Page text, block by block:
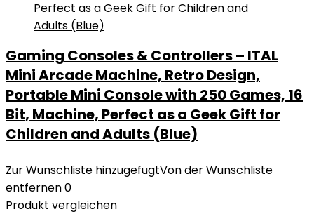
Gaming Consoles & Controllers – ITAL
Mini Arcade Machine, Retro Design,
Portable Mini Console with 250 Games, 16
Bit, Machine, Perfect as a Geek Gift for
Children and Adults (Blue)
Zur Wunschliste hinzugefügtVon der Wunschliste
entfernen0
Produkt vergleichen